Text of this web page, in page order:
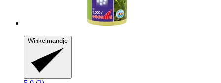
Winkelmandje